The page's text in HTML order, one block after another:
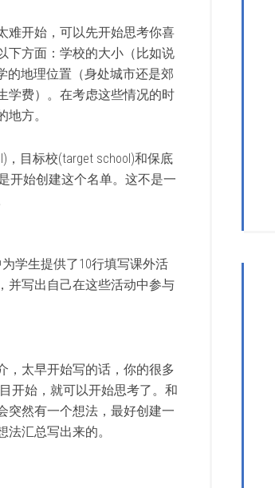
难开始，可以先开始思考你喜
下方面：学校的大小（比如说
的地理位置（身处城市还是郊
学费）。在考虑这些情况的时
方。
目标校(target school)和保底
开始创建这个名单。这不是一
为学生提供了10行填写课外活
并写出自己在这些活动中参与
，太早开始写的话，你的很多
开始，就可以开始思考了。和
突然有一个想法，最好创建一
汇总写出来的。